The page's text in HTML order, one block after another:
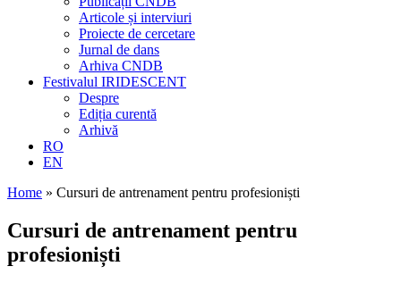
Articole și interviuri
Proiecte de cercetare
Jurnal de dans
Arhiva CNDB
Festivalul IRIDESCENT
Despre
Ediția curentă
Arhivă
RO
EN
Home » Cursuri de antrenament pentru profesioniști
Cursuri de antrenament pentru
profesioniști